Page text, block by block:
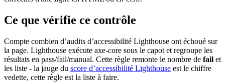
Ce que vérifie ce contrôle
Compte combien d’audits d’accessibilité Lighthouse ont échoué sur
la page. Lighthouse exécute axe-core sous le capot et regroupe les
résultats en pass/fail/manual. Cette règle remonte le nombre de fail et
les liste - la jauge du score d’accessibilité Lighthouse est le chiffre
vedette, cette règle est la liste à faire.